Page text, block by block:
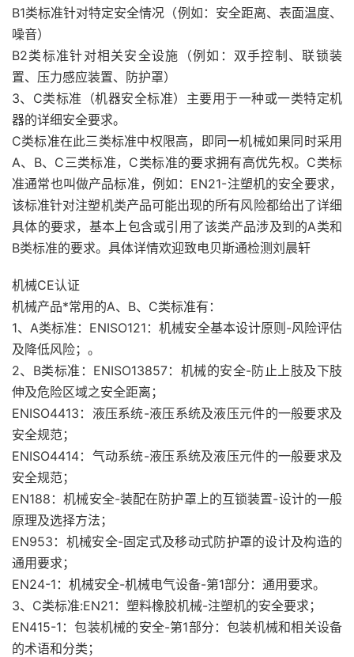
B1类标准针对特定安全情况（例如：安全距离、表面温度、
噪音）
B2类标准针对相关安全设施（例如：双手控制、联锁装
置、压力感应装置、防护罩）
3、C类标准（机器安全标准）主要用于一种或一类特定机
器的详细安全要求。
C类标准在此三类标准中权限高，即同一机械如果同时采用
A、B、C三类标准，C类标准的要求拥有高优先权。C类标
准通常也叫做产品标准，例如：EN21-注塑机的安全要求，
该标准针对注塑机类产品可能出现的所有风险都给出了详细
具体的要求，基本上包含或引用了该类产品涉及到的A类和
B类标准的要求。具体详情欢迎致电贝斯通检测刘晨轩
机械CE认证
机械产品*常用的A、B、C类标准有：
1、A类标准：ENISO121：机械安全基本设计原则-风险评估
及降低风险；。
2、B类标准：ENISO13857：机械的安全-防止上肢及下肢
伸及危险区域之安全距离；
ENISO4413：液压系统-液压系统及液压元件的一般要求及
安全规范；
ENISO4414：气动系统-液压系统及液压元件的一般要求及
安全规范；
EN188：机械安全-装配在防护罩上的互锁装置-设计的一般
原理及选择方法；
EN953：机械安全-固定式及移动式防护罩的设计及构造的
通用要求；
EN24-1：机械安全-机械电气设备-第1部分：通用要求。
3、C类标准:EN21：塑料橡胶机械-注塑机的安全要求；
EN415-1：包装机械的安全-第1部分：包装机械和相关设备
的术语和分类；